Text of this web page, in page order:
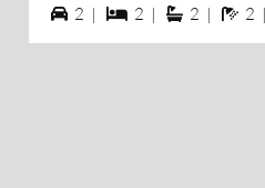
2 vagas na garagem
2 | 2 dormiórios
2 | 2 suítes
2 | 22